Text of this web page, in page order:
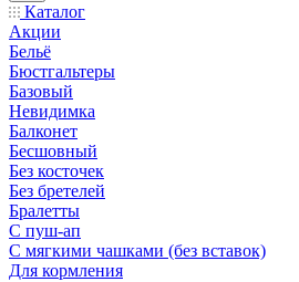
Каталог
Акции
Бельё
Бюстгальтеры
Базовый
Невидимка
Балконет
Бесшовный
Без косточек
Без бретелей
Бралетты
С пуш-ап
С мягкими чашками (без вставок)
Для кормления